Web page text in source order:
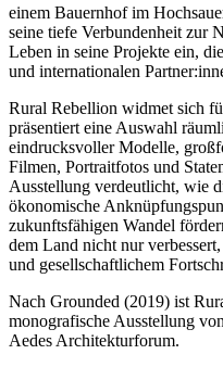
einem Bauernhof im
seine tiefe Verbundenheit zur
Leben in seine Projekte ein,
und internationalen
Rural Rebellion widmet sich
präsentiert eine Auswahl
eindrucksvoller Modelle,
Filmen, Portraitfotos und
Ausstellung verdeutlicht, wie
ökonomische
zukunftsfähigen Wandel
dem Land nicht nur
und gesellschaftlichem
Nach Grounded (2019) ist
monografische Ausstellung
Aedes Architekturforum.